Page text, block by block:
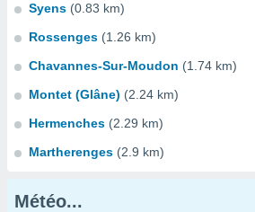
Syens (0.83 km)
Rossenges (1.26 km)
Chavannes-Sur-Moudon (1.74 km)
Montet (Glâne) (2.24 km)
Hermenches (2.29 km)
Martherenges (2.9 km)
Météo...